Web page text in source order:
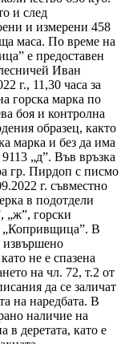
и след
и измерени 458
маса. По време на
е предоставен
Иван
г., 11,30 часа за
горска марка по
боя и контролна
образец, както
марка и без да има
„д”. Във връзка
гр. Пирдоп с писмо
г. съвместно
в подотдели
„ж”, горски
„Копривщица”. В
извършено
не е спазена
на чл. 72, т.2 от
да се заличат
на наредбата. В
наличие на
в деретата, като е